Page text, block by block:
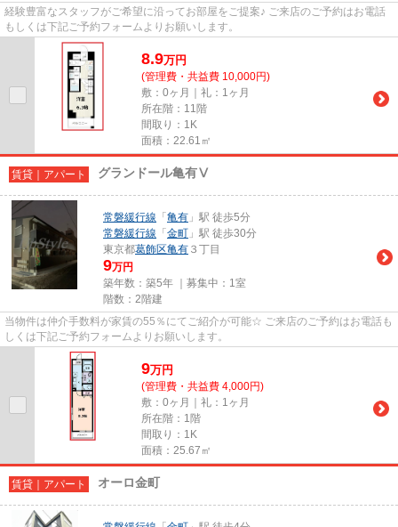
経験豊富なスタッフがご希望に沿ってお部屋をご提案♪ ご来店のご予約はお電話
もしくは下記ご予約フォームよりお願いします。
8.9万円
(管理費・共益費 10,000円)
敷：0ヶ月｜礼：1ヶ月
所在階：11階
間取り：1K
面積：22.61㎡
賃貸｜アパート グランドール亀有Ⅴ
常磐緩行線 「 亀有 」駅 徒歩5分
常磐緩行線 「 金町 」駅 徒歩30分
東京都葛飾区亀有 ３丁目
9万円
築年数：築5年 ｜募集中： 1室
階数：2階建
当物件は仲介手数料が家賃の55％にてご紹介が可能☆ ご来店のご予約はお電話も
しくは下記ご予約フォームよりお願いします。
9万円
(管理費・共益費 4,000円)
敷：0ヶ月｜礼：1ヶ月
所在階：1階
間取り：1K
面積：25.67㎡
賃貸｜アパート オーロ金町